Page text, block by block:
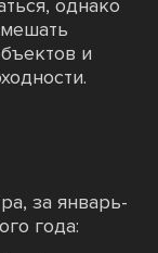
однако
и
за январь-
года: